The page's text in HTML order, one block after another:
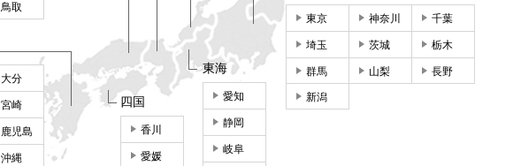
東京 神奈川 千葉
埼玉 茨城 栃木
群馬 山梨 長野
新潟
東海
愛知
静岡
岐阜
鳥取
四国
香川
愛媛
大分
宮崎
鹿児島
沖縄